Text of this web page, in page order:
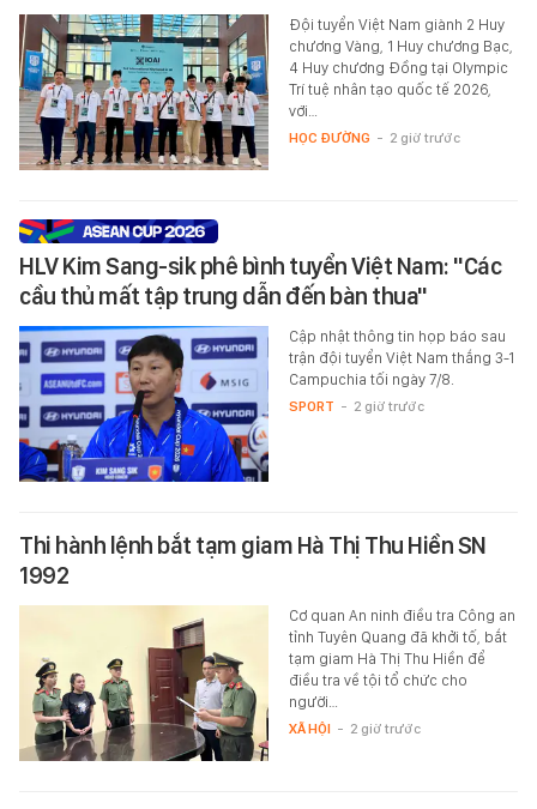
Đội tuyển Việt Nam giành 2 Huy
chương Vàng, 1 Huy chương Bạc,
4 Huy chương Đồng tại Olympic
Trí tuệ nhân tạo quốc tế 2026,
với…
HỌC ĐƯỜNG - 2 giờ trước
HLV Kim Sang-sik phê bình tuyển Việt Nam: "Các
cầu thủ mất tập trung dẫn đến bàn thua"
Cập nhật thông tin họp báo sau
trận đội tuyển Việt Nam thắng 3-1
Campuchia tối ngày 7/8.
SPORT - 2 giờ trước
Thi hành lệnh bắt tạm giam Hà Thị Thu Hiền SN
1992
Cơ quan An ninh điều tra Công an
tỉnh Tuyên Quang đã khởi tố, bắt
tạm giam Hà Thị Thu Hiền để
điều tra về tội tổ chức cho
người…
XÃ HỘI - 2 giờ trước